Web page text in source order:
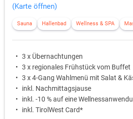
(Karte öffnen)
Sauna Hallenbad Wellness & SPA
3 x Übernachtungen
3 x regionales Frühstück vom Buffet
3 x 4-Gang Wahlmenü mit Salat &
inkl. Nachmittagsjause
inkl. -10 % auf eine
inkl. TirolWest Card*